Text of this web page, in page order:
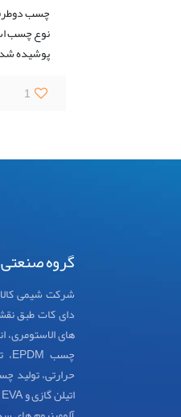
چسب
نوع چسب
پوشیده
1
گروه
شرکت شیمی
دای کات طبق
های الاستومری،